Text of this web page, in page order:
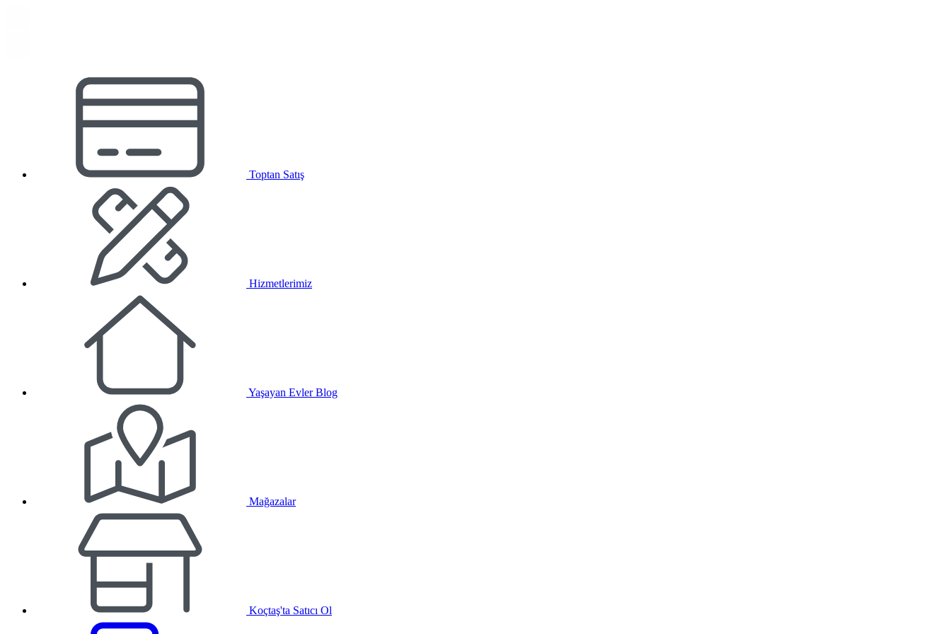
Toptan Satış
Hizmetlerimiz
Yaşayan Evler Blog
Mağazalar
Koçtaş'ta Satıcı Ol